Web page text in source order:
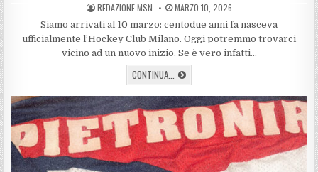
AUTHOR:
REDAZIONE MSN PUBLISHED
DATE:
MARZO 10, 2026
Siamo arrivati al 10 marzo: centodue anni fa nasceva
ufficialmente l’Hockey Club Milano. Oggi potremmo trovarci
vicino ad un nuovo inizio. Se è vero infatti…
CONTINUA... MILANO
IN
ICE?
UNA
CORDATA
ESCE
ALLO
SCOPERTO